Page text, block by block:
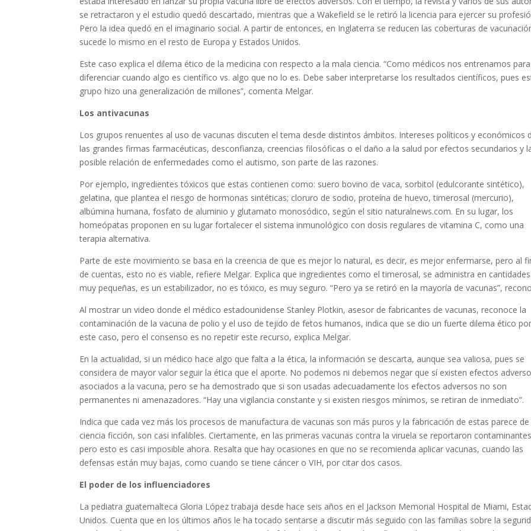
se retractaron y el estudio quedó descartado, mientras que a Wakefield se le retiró la licencia para ejercer su
Pero la idea quedó en el imaginario social. A partir de entonces, en Inglaterra se reducen las coberturas de
sucede lo mismo en el resto de Europa y Estados Unidos.
Este caso explica el dilema ético de la medicina con respecto a la mala ciencia. “Como médicos nos entrenamos para
diferenciar cuando algo es científico vs. algo que no lo es. Debe saber interpretarse los resultados científicos, pues
grupo hizo una generalización de millones”, comenta Melgar.
Los antivacunas
Los grupos renuentes al uso de vacunas discuten el tema desde distintos ámbitos. Intereses políticos y económicos
las grandes firmas farmacéuticas, desconfianza, creencias filosóficas o el daño a la salud por efectos secundarios y
posible relación de enfermedades como el autismo, son parte de las razones.
Por ejemplo, ingredientes tóxicos que estas contienen como: suero bovino de vaca, sorbitol (edulcorante sintético),
gelatina, que plantea el riesgo de hormonas sintéticas; cloruro de sodio, proteína de huevo, timerosal (mercurio),
albúmina humana, fosfato de aluminio y glutamato monosódico, según el sitio naturalnews.com. En su lugar, los
homeópatas proponen en su lugar fortalecer el sistema inmunológico con dosis regulares de vitamina C, como una
terapia alternativa.
Parte de este movimiento se basa en la creencia de que es mejor lo natural, es decir, es mejor enfermarse, pero al
de cuentas, esto no es viable, refiere Melgar. Explica que ingredientes como el timerosal, se administra en cantidades
muy pequeñas, es un estabilizador, no es tóxico, es muy seguro. “Pero ya se retiró en la mayoría de vacunas”,
Al mostrar un video donde el médico estadounidense Stanley Plotkin, asesor de fabricantes de vacunas, reconoce la
contaminación de la vacuna de polio y el uso de tejido de fetos humanos, indica que se dio un fuerte dilema ético por
este caso, pero el consenso es no repetir este recurso, explica Melgar.
En la actualidad, si un médico hace algo que falta a la ética, la información se descarta, aunque sea valiosa, pues se
considera de mayor valor seguir la ética que el aporte. No podemos ni debemos negar que sí existen efectos
asociados a la vacuna, pero se ha demostrado que si son usadas adecuadamente los efectos adversos no son
permanentes ni amenazadores. “Hay una vigilancia constante y si existen riesgos mínimos, se retiran de inmediato”.
Indica que cada vez más los procesos de manufactura de vacunas son más puros y la fabricación de estas parece de
ciencia ficción, son casi infalibles. Ciertamente, en las primeras vacunas contra la viruela se reportaron
pero esto es casi imposible ahora. Resalta que hay ocasiones en que no se recomienda aplicar vacunas, cuando las
defensas están muy bajas, como cuando se tiene cáncer o VIH, por citar dos casos.
El poder de los influenciadores
La pediatra guatemalteca Gloria López trabaja desde hace seis años en el Jackson Memorial Hospital de Miami,
Unidos. Cuenta que en los últimos años le ha tocado sentarse a discutir más seguido con las familias sobre la